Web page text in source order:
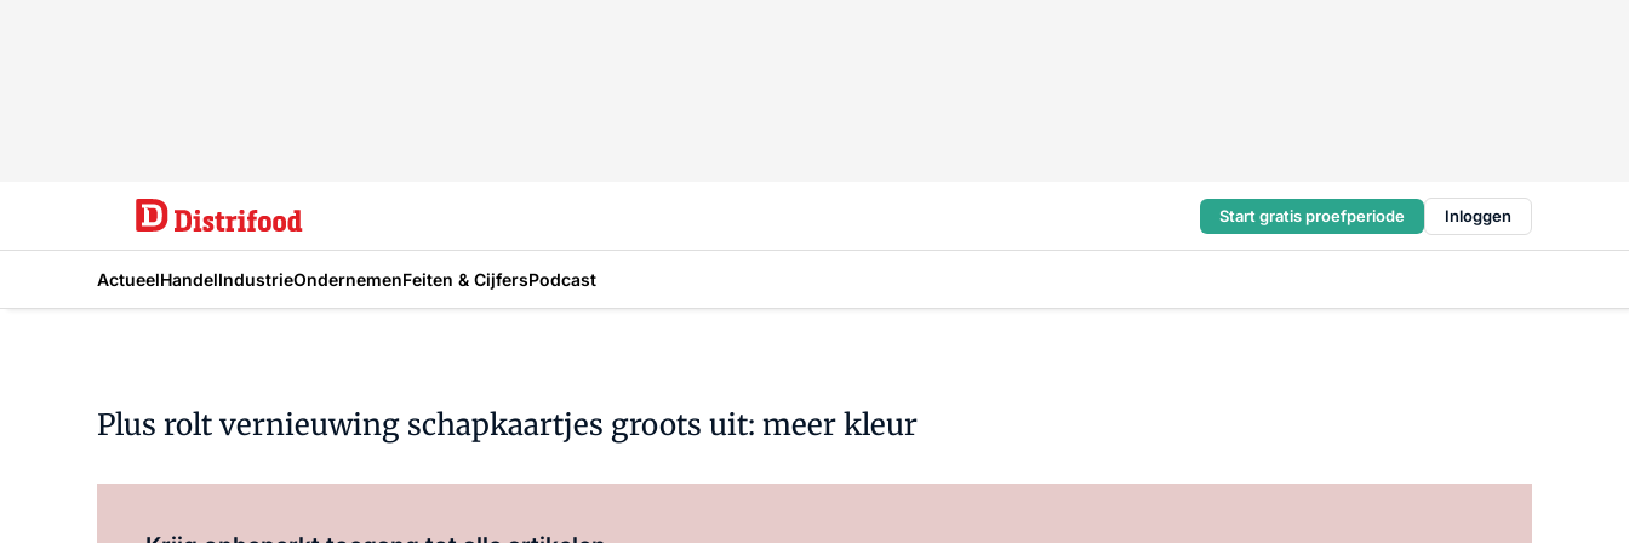
Start gratis proefperiode Inloggen
ActueelHandelIndustrieOndernemenFeiten & CijfersPodcast
Plus rolt vernieuwing schapkaartjes groots uit: meer kleur